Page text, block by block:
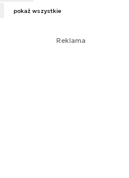
pokaż wszystkie
Reklama